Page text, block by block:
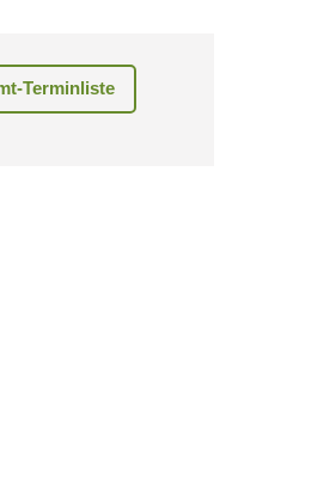
Terminliste